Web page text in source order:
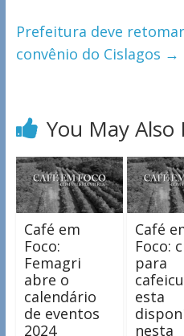
Prefeitura deve
convênio do Cislagos →
You May Also
Café em
Foco:
Femagri
abre o
calendário
de eventos
2024
Café
Foco:
para
esta
nesta